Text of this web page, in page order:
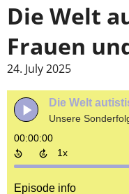
Die Welt
Frauen
24. July 2025
Die Welt
Unsere
00:00:00
Episode info